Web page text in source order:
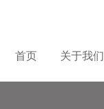
首页 关于我们